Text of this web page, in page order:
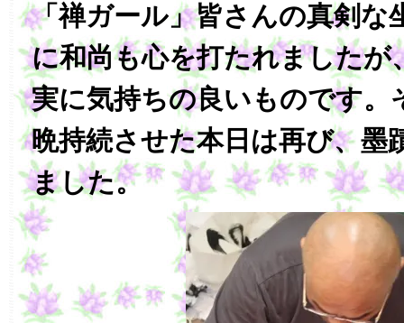
「禅ガール」皆さんの真剣な
に和尚も心を打たれましたが
実に気持ちの良いものです。
晩持続させた本日は再び、墨
ました。